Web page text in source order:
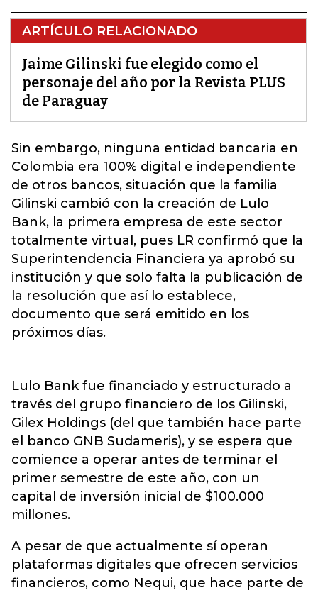
ARTÍCULO RELACIONADO
Jaime Gilinski fue elegido como el
personaje del año por la Revista PLUS
de Paraguay
Sin embargo, ninguna entidad bancaria en
Colombia era 100% digital e independiente
de otros bancos, situación que la familia
Gilinski cambió con la creación de Lulo
Bank, la primera empresa de este sector
totalmente virtual, pues LR confirmó que la
Superintendencia Financiera ya aprobó su
institución y que solo falta la publicación de
la resolución que así lo establece,
documento que será emitido en los
próximos días.
Lulo Bank fue financiado y estructurado a
través del grupo financiero de los Gilinski,
Gilex Holdings (del que también hace parte
el banco GNB Sudameris), y se espera que
comience a operar antes de terminar el
primer semestre de este año, con un
capital de inversión inicial de $100.000
millones.
A pesar de que actualmente sí operan
plataformas digitales que ofrecen servicios
financieros, como Nequi, que hace parte de